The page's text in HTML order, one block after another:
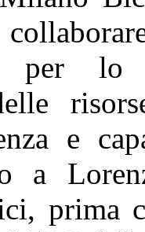
per
e
a
prima